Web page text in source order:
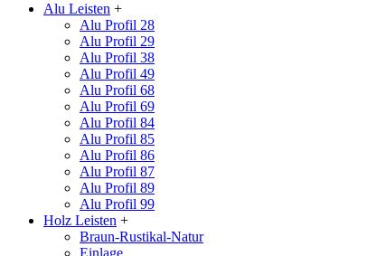
Alu Leisten +
Alu Profil 28
Alu Profil 29
Alu Profil 38
Alu Profil 49
Alu Profil 68
Alu Profil 69
Alu Profil 84
Alu Profil 85
Alu Profil 86
Alu Profil 87
Alu Profil 89
Alu Profil 99
Holz Leisten +
Braun-Rustikal-Natur